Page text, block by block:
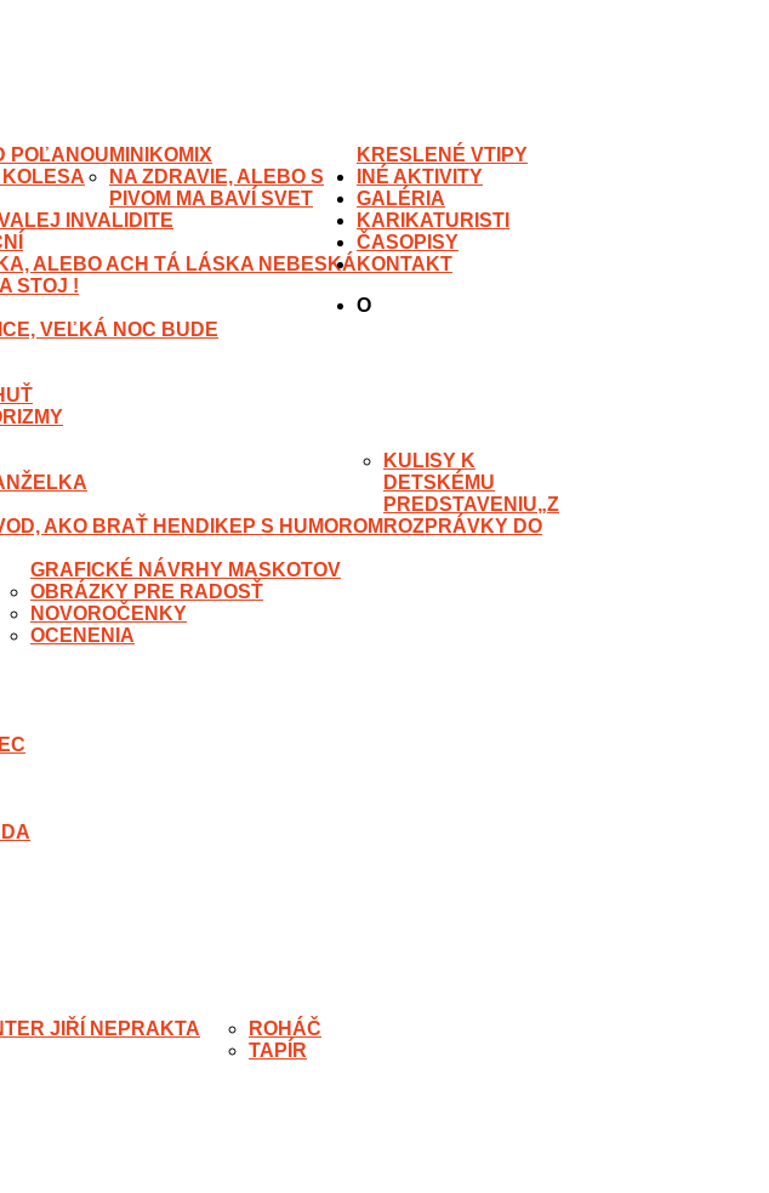
KRESLENÉ VTIPY
MINIKOMIX
POĽANOU
KOLESA
NA ZDRAVIE, ALEBO S
PIVOM MA BAVÍ SVET
INVALIDITE
ALEBO ACH TÁ LÁSKA NEBESKÁ
STOJ !
VEĽKÁ NOC BUDE
INÉ AKTIVITY
AKO BRAŤ HENDIKEP S HUMOROM
KULISY K
DETSKÉMU
PREDSTAVENIU„Z
ROZPRÁVKY DO
GRAFICKÉ NÁVRHY MASKOTOV
OBRÁZKY PRE RADOSŤ
NOVOROČENKY
OCENENIA
GALÉRIA
KARIKATURISTI
JIŘÍ NEPRAKTA
ČASOPISY
ROHÁČ
TAPÍR
KONTAKT
O